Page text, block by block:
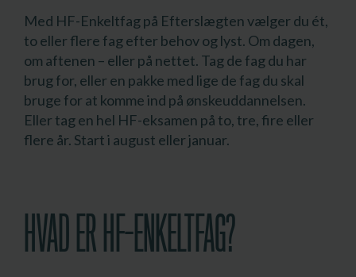
Med HF-Enkeltfag på Efterslægten vælger du ét,
to eller flere fag efter behov og lyst. Om dagen,
om aftenen – eller på nettet. Tag de fag du har
brug for, eller en pakke med lige de fag du skal
bruge for at komme ind på ønskeuddannelsen.
Eller tag en hel HF-eksamen på to, tre, fire eller
flere år. Start i august eller januar.
HVAD ER HF-ENKELTFAG?